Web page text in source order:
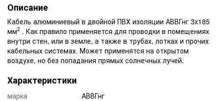
Описание
Кабель алюминиевый в двойной ПВХ изоляции АВВГнг 3х185
мм2 . Как правило применяется для проводки в помещениях
внутри стен, или в земле, а также в трубах, лотках и прочих
кабельных системах. Может применятся на открытом
воздухе, но без попадания прямых солнечных лучей.
Характеристики
марка
АВВГнг